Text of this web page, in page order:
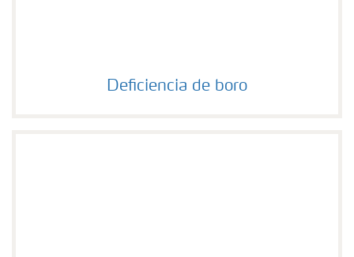
Deficiencia de boro
Deficiencia de boro